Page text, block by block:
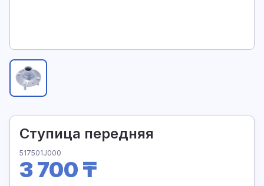
Ступица передняя
517501J000
3 700 ₸